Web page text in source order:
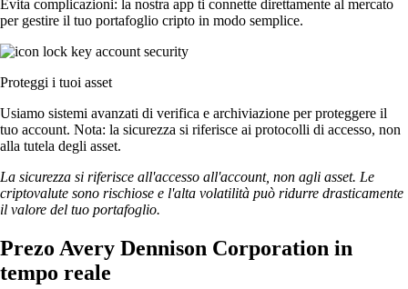
Evita complicazioni: la nostra app ti connette direttamente al mercato
per gestire il tuo portafoglio cripto in modo semplice.
Proteggi i tuoi asset
Usiamo sistemi avanzati di verifica e archiviazione per proteggere il
tuo account. Nota: la sicurezza si riferisce ai protocolli di accesso, non
alla tutela degli asset.
La sicurezza si riferisce all'accesso all'account, non agli asset. Le
criptovalute sono rischiose e l'alta volatilità può ridurre drasticamente
il valore del tuo portafoglio.
Prezo Avery Dennison Corporation in
tempo reale